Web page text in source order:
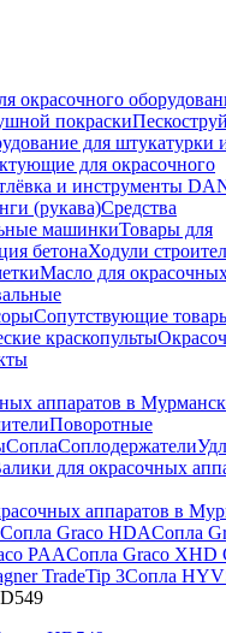
окрасочного
покраски
для штукатурки
для окрасочного
и инструменты
(рукава)Средства
машинкиТовары для
бетонаХодули
Масло для
Сопутствующие
краскопульты
аппаратов в
Поворотные
СоплаСоплодержатели
для окрасочных
аппаратов в
Сопла Graco HDAСопла
PAAСопла Graco XHD
TradeTip 3Сопла